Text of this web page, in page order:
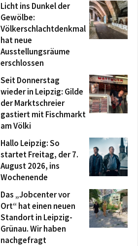
Licht ins Dunkel der
Gewölbe:
Völkerschlachtdenkmal
hat neue
Ausstellungsräume
erschlossen
Seit Donnerstag
wieder in Leipzig: Gilde
der Marktschreier
gastiert mit Fischmarkt
am Völki
Hallo Leipzig: So
startet Freitag, der 7.
August 2026, ins
Wochenende
Das „Jobcenter vor
Ort“ hat einen neuen
Standort in Leipzig-
Grünau. Wir haben
nachgefragt